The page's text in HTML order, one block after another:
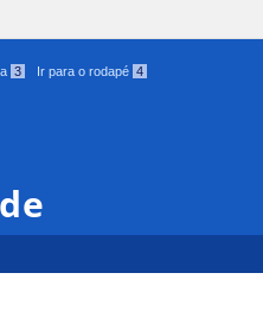
3 Ir para o rodapé 4